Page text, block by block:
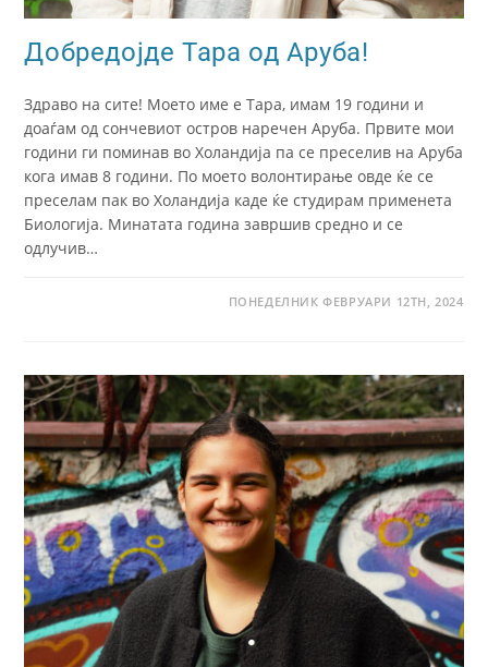
Добредојде Тара од Аруба!
Здраво на сите! Моето име е Тара, имам 19 години и
доаѓам од сончевиот остров наречен Аруба. Првите мои
години ги поминав во Холандија па се преселив на Аруба
кога имав 8 години. По моето волонтирање овде ќе се
преселам пак во Холандија каде ќе студирам применета
Биологија. Минатата година завршив средно и се
одлучив…
ПОНЕДЕЛНИК ФЕВРУАРИ 12TH, 2024